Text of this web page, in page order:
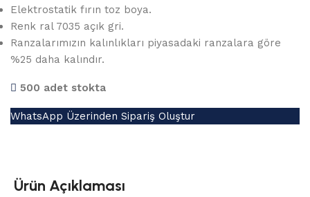
Elektrostatik fırın toz boya.
Renk ral 7035 açık gri.
Ranzalarımızın kalınlıkları piyasadaki ranzalara göre
%25 daha kalındır.
500 adet stokta
WhatsApp Üzerinden Sipariş Oluştur
Ürün Açıklaması